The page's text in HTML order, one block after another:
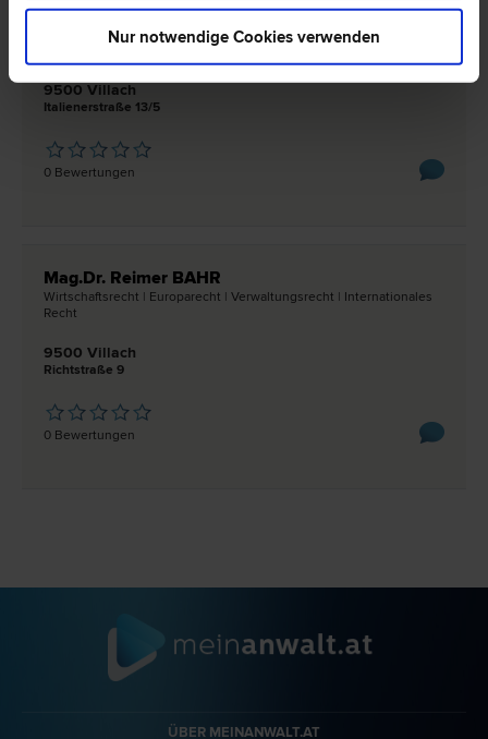
Nur notwendige Cookies verwenden
Dr. Joachim BUCHER
Wirtschafts­recht | Urheber­recht | Gesellschafts­recht |
Internationales Recht | Kartell­recht | Marken­recht | Patent­recht
9500 Villach
Italienerstraße 13/5
0 Bewertungen
Mag.Dr. Reimer BAHR
Wirtschafts­recht | Europa­recht | Verwaltungs­recht | Internationales
Recht
9500 Villach
Richtstraße 9
0 Bewertungen
ÜBER MEINANWALT.AT